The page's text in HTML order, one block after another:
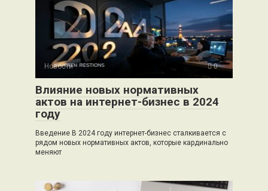
Новости 0
Влияние новых нормативных
актов на интернет-бизнес в 2024
году
Введение В 2024 году интернет-бизнес сталкивается с
рядом новых нормативных актов, которые кардинально
меняют